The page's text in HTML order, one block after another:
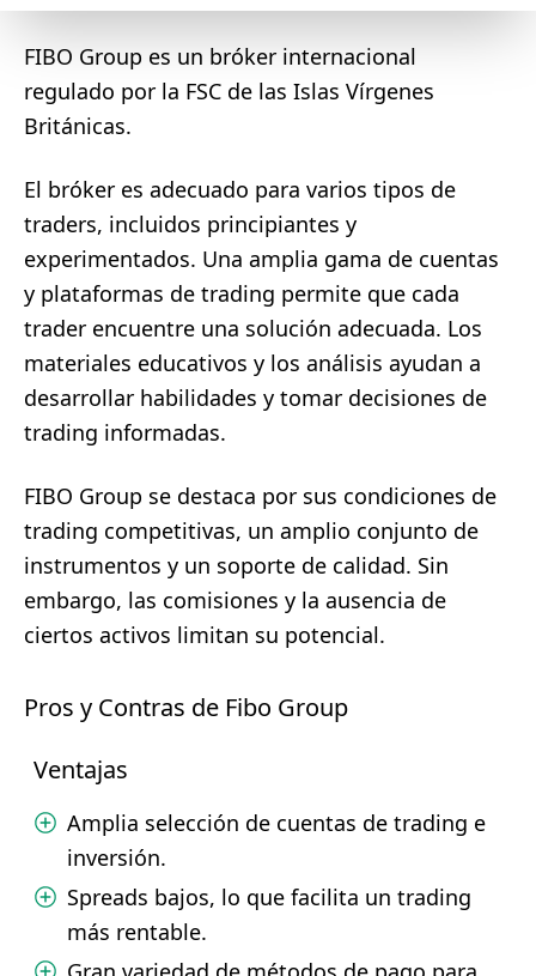
FIBO Group es un bróker internacional
regulado por la FSC de las Islas Vírgenes
Británicas.
El bróker es adecuado para varios tipos de
traders, incluidos principiantes y
experimentados. Una amplia gama de cuentas
y plataformas de trading permite que cada
trader encuentre una solución adecuada. Los
materiales educativos y los análisis ayudan a
desarrollar habilidades y tomar decisiones de
trading informadas.
FIBO Group se destaca por sus condiciones de
trading competitivas, un amplio conjunto de
instrumentos y un soporte de calidad. Sin
embargo, las comisiones y la ausencia de
ciertos activos limitan su potencial.
Pros y Contras de Fibo Group
Ventajas
Amplia selección de cuentas de trading e
inversión.
Spreads bajos, lo que facilita un trading
más rentable.